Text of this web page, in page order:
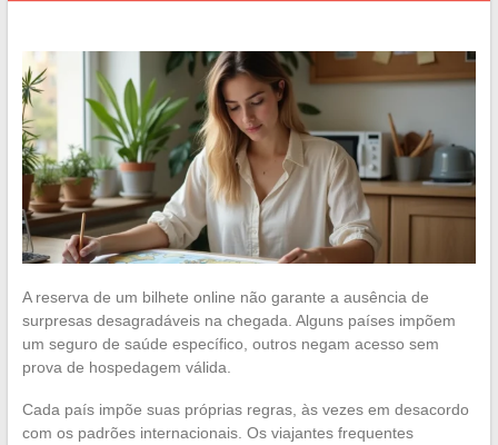
A reserva de um bilhete online não garante a ausência de
surpresas desagradáveis na chegada. Alguns países impõem
um seguro de saúde específico, outros negam acesso sem
prova de hospedagem válida.
Cada país impõe suas próprias regras, às vezes em desacordo
com os padrões internacionais. Os viajantes frequentes